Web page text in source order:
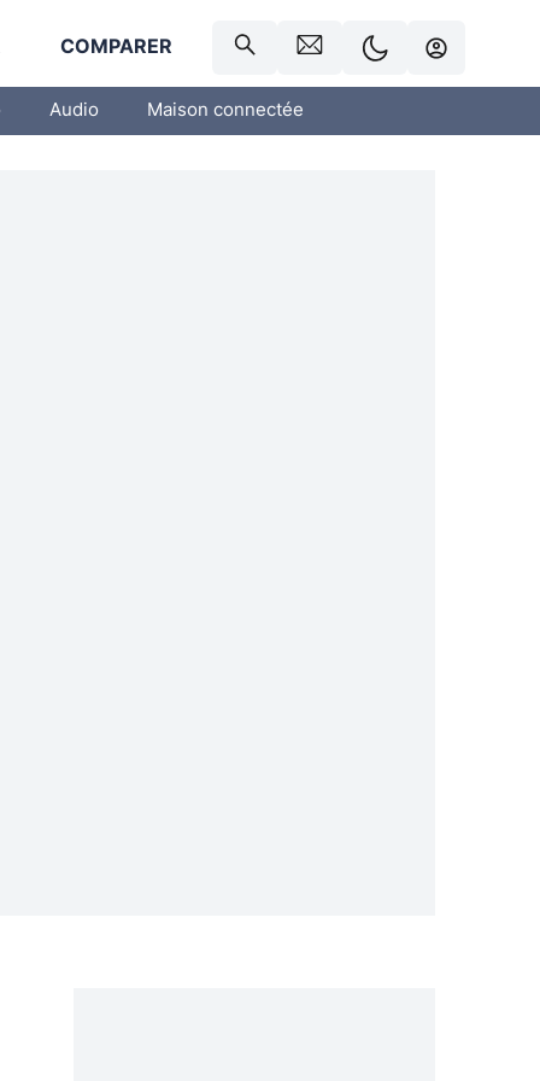
COMPARER
Audio Maison connectée